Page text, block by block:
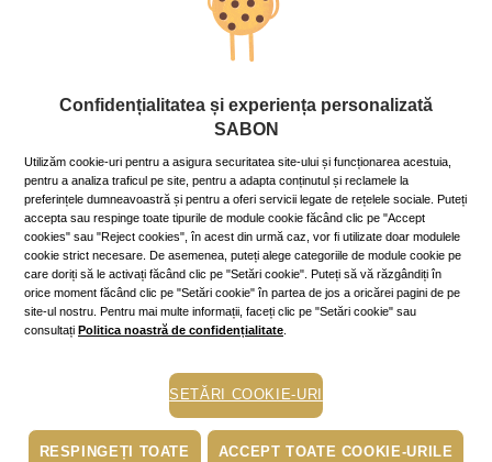
Casă
5 moduri de-a obține oaza ta de
~7 min.
Crearea unei oaze de liniște acasă este o modalitate
minunată de a scăpa de stresul cotidian și de a te
răsplăti cu momente relaxare. Iată cinci moduri de a
Confidențialitatea și experiența personalizată
SABON
Utilizăm cookie-uri pentru a asigura securitatea site-ului și funcționarea acestuia,
pentru a analiza traficul pe site, pentru a adapta conținutul și reclamele la
preferințele dumneavoastră și pentru a oferi servicii legate de rețelele sociale. Puteți
accepta sau respinge toate tipurile de module cookie făcând clic pe "Accept
cookies" sau "Reject cookies", în acest din urmă caz, vor fi utilizate doar modulele
cookie strict necesare. De asemenea, puteți alege categoriile de module cookie pe
care doriți să le activați făcând clic pe "Setări cookie". Puteți să vă răzgândiți în
orice moment făcând clic pe "Setări cookie" în partea de jos a oricărei pagini de pe
site-ul nostru. Pentru mai multe informații, faceți clic pe "Setări cookie" sau
consultați Politica noastră de confidențialitate
SETĂRI COOKIE-URI
RESPINGEȚI TOATE ACCEPT TOATE COOKIE-URILE